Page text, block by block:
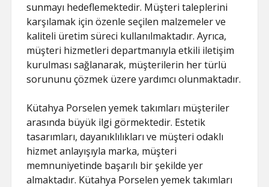
sunmayı hedeflemektedir. Müşteri taleplerini
karşılamak için özenle seçilen malzemeler ve
kaliteli üretim süreci kullanılmaktadır. Ayrıca,
müşteri hizmetleri departmanıyla etkili iletişim
kurulması sağlanarak, müşterilerin her türlü
sorununu çözmek üzere yardımcı olunmaktadır.
Kütahya Porselen yemek takımları müşteriler
arasında büyük ilgi görmektedir. Estetik
tasarımları, dayanıklılıkları ve müşteri odaklı
hizmet anlayışıyla marka, müşteri
memnuniyetinde başarılı bir şekilde yer
almaktadır. Kütahya Porselen yemek takımları